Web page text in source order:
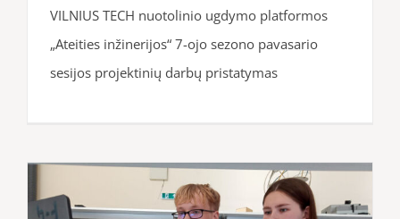
VILNIUS TECH nuotolinio ugdymo platformos
„Ateities inžinerijos“ 7-ojo sezono pavasario
sesijos projektinių darbų pristatymas